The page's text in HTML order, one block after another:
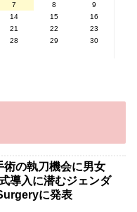
7 8
9
14 15
16
21 22
23
28 29
30
術の執刀機会に男女
導入に潜むジェンダ
に発表